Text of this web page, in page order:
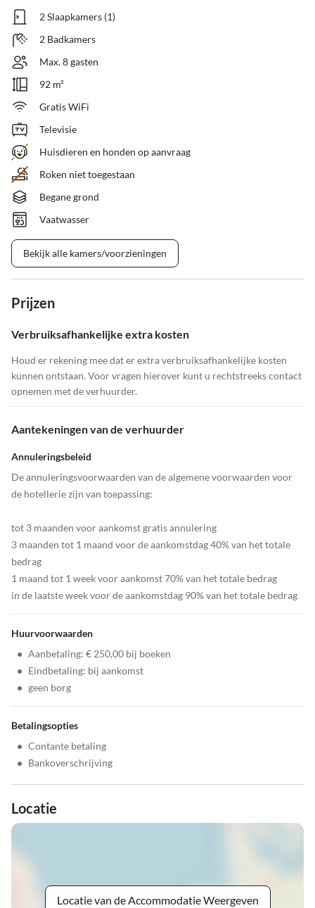
2 Slaapkamers (1)
2 Badkamers
Max. 8 gasten
92 m²
Gratis WiFi
Televisie
Huisdieren en honden op aanvraag
Roken niet toegestaan
Begane grond
Vaatwasser
Bekijk alle kamers/voorzieningen
Prijzen
Verbruiksafhankelijke extra kosten
Houd er rekening mee dat er extra verbruiksafhankelijke kosten
kunnen ontstaan. Voor vragen hierover kunt u rechtstreeks contact
opnemen met de verhuurder.
Aantekeningen van de verhuurder
Annuleringsbeleid
De annuleringsvoorwaarden van de algemene voorwaarden voor
de hotellerie zijn van toepassing:
tot 3 maanden voor aankomst gratis annulering
3 maanden tot 1 maand voor de aankomstdag 40% van het totale
bedrag
1 maand tot 1 week voor aankomst 70% van het totale bedrag
in de laatste week voor de aankomstdag 90% van het totale bedrag
Huurvoorwaarden
• Aanbetaling: € 250,00 bij boeken
• Eindbetaling: bij aankomst
• geen borg
Betalingsopties
• Contante betaling
• Bankoverschrijving
Locatie
Locatie van de Accommodatie Weergeven